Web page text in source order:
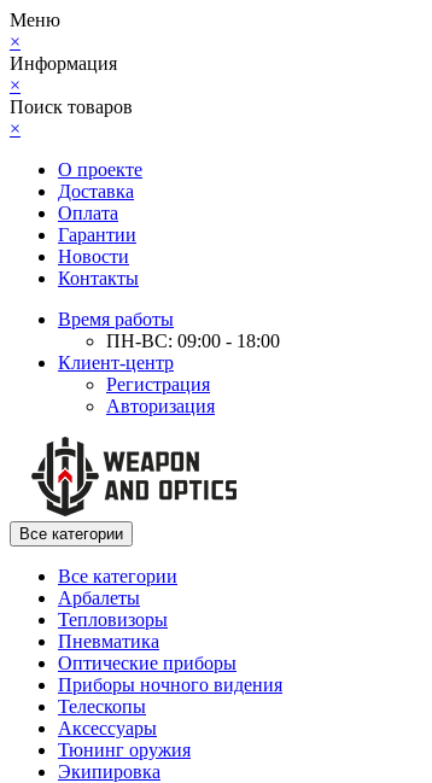
Меню
×
Информация
×
Поиск товаров
×
О проекте
Доставка
Оплата
Гарантии
Новости
Контакты
Время работы
ПН-ВС: 09:00 - 18:00
Клиент-центр
Регистрация
Авторизация
Все категории
Все категории
Арбалеты
Тепловизоры
Пневматика
Оптические приборы
Приборы ночного видения
Телескопы
Аксессуары
Тюнинг оружия
Экипировка